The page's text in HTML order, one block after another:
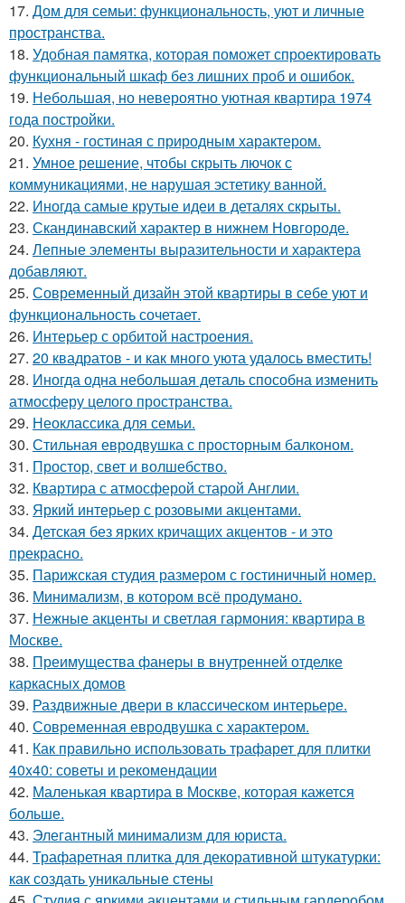
17. Дом для семьи: функциональность, уют и личные
пространства.
18. Удобная памятка, которая поможет спроектировать
функциональный шкаф без лишних проб и ошибок.
19. Небольшая, но невероятно уютная квартира 1974
года постройки.
20. Кухня - гостиная с природным характером.
21. Умное решение, чтобы скрыть лючок с
коммуникациями, не нарушая эстетику ванной.
22. Иногда самые крутые идеи в деталях скрыты.
23. Скандинавский характер в нижнем Новгороде.
24. Лепные элементы выразительности и характера
добавляют.
25. Современный дизайн этой квартиры в себе уют и
функциональность сочетает.
26. Интерьер с орбитой настроения.
27. 20 квадратов - и как много уюта удалось вместить!
28. Иногда одна небольшая деталь способна изменить
атмосферу целого пространства.
29. Неоклассика для семьи.
30. Стильная евродвушка с просторным балконом.
31. Простор, свет и волшебство.
32. Квартира с атмосферой старой Англии.
33. Яркий интерьер с розовыми акцентами.
34. Детская без ярких кричащих акцентов - и это
прекрасно.
35. Парижская студия размером с гостиничный номер.
36. Минимализм, в котором всё продумано.
37. Нежные акценты и светлая гармония: квартира в
Москве.
38. Преимущества фанеры в внутренней отделке
каркасных домов
39. Раздвижные двери в классическом интерьере.
40. Современная евродвушка с характером.
41. Как правильно использовать трафарет для плитки
40x40: советы и рекомендации
42. Маленькая квартира в Москве, которая кажется
больше.
43. Элегантный минимализм для юриста.
44. Трафаретная плитка для декоративной штукатурки:
как создать уникальные стены